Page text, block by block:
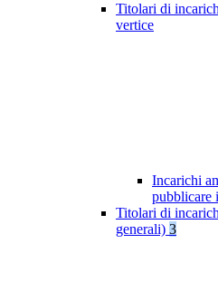
Titolari di
vertice
Incarichi
pubblicare
Titolari di
generali) 3